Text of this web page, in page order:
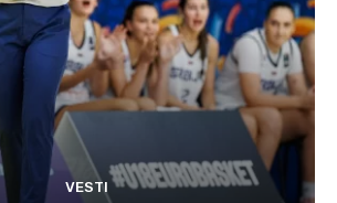
VESTI